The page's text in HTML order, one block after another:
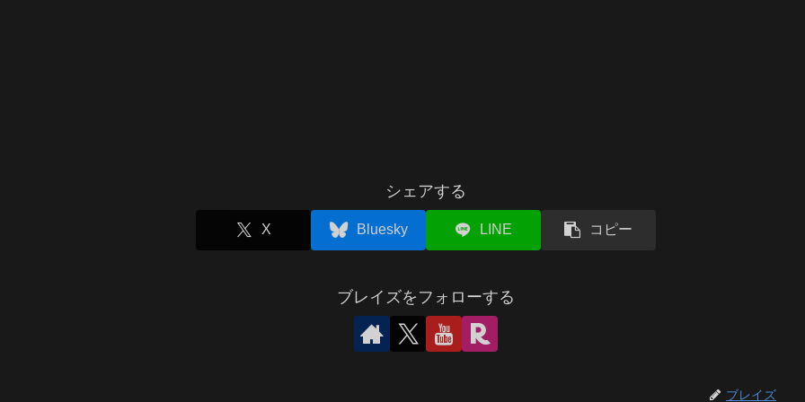
シェアする
X Bluesky LINE コピー
ブレイズをフォローする
ブレイズ